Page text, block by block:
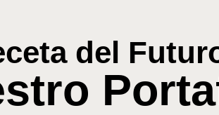
del